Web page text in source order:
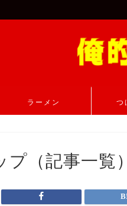
ラーメン つ
（記事一覧）